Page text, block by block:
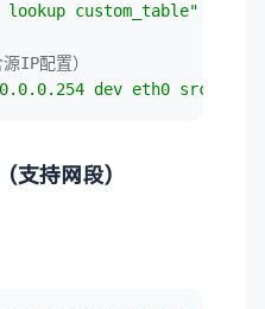
custom_table"
IP配置）
dev eth0 src
支持网段）